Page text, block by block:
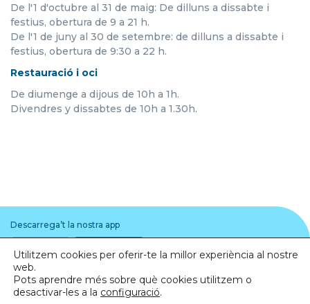
De l'1 d'octubre al 31 de maig: De dilluns a dissabte i
festius, obertura de 9 a 21 h.
De l'1 de juny al 30 de setembre: de dilluns a dissabte i
festius, obertura de 9:30 a 22 h.
Restauració i oci
De diumenge a dijous de 10h a 1h.
Divendres y dissabtes de 10h a 1.30h.
Descarrega’t la nostra app
Utilitzem cookies per oferir-te la millor experiència al nostre
web.
Pots aprendre més sobre què cookies utilitzem o
desactivar-les a la configuració.